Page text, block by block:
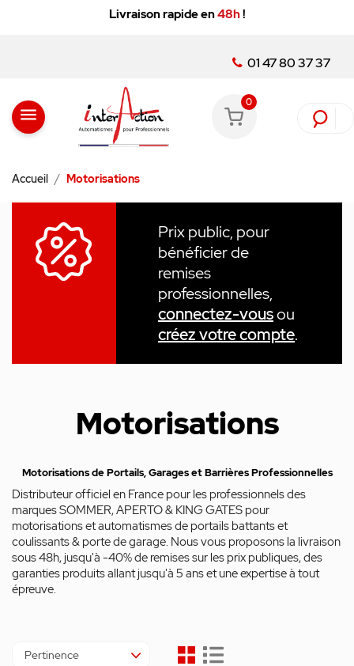
réservée aux professionnels :livraison 24/48h, -35%
01 47 80 37 37
menu
0
Accueil Motorisations
Motorisations
Motorisations de Portails, Garages et Barrières Professionnelles
Distributeur officiel en France pour les professionnels des
marques SOMMER, APERTO & KING GATES pour
motorisations et automatismes de portails battants et
coulissants & porte de garage. Nous vous proposons la livraison
sous 48h, jusqu'à -40% de remises sur les prix publiques, des
garanties produits allant jusqu'à 5 ans et une expertise à tout
épreuve.
Prix public, pour
bénéficier de
remises
professionnelles,
connectez-vousou
créez votre compte.
Pertinence